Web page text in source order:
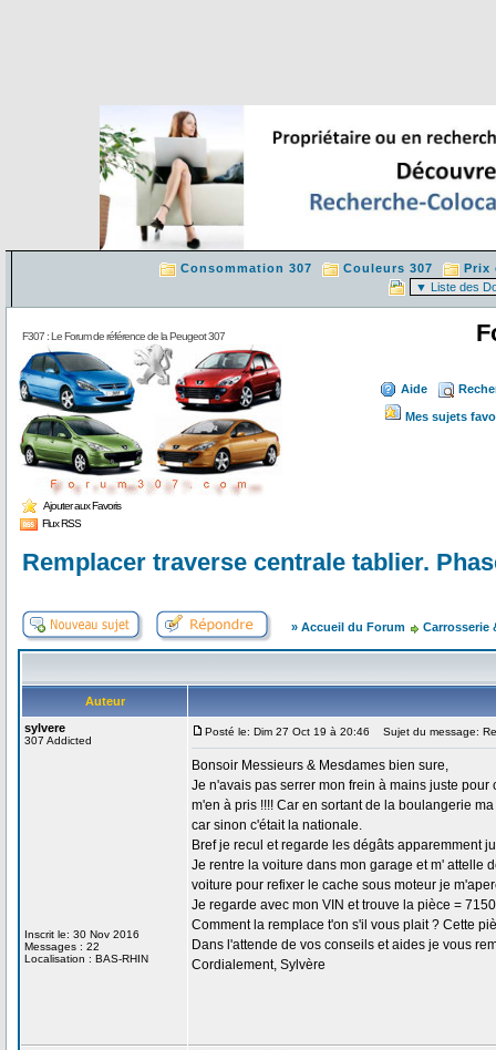
Consommation 307 Couleurs 307 Prix
F307 : Le Forum de référence de la Peugeot 307
Ajouter aux Favoris
Flux RSS
Aide
Mes sujets
Remplacer traverse centrale tablier.
» Accueil du Forum Carrosserie
Auteur
sylvere
307 Addicted
Inscrit le: 30 Nov 2016
Messages : 22
Localisation : BAS-RHIN
Posté le: Dim 27 Oct 19 à 20:46 Sujet du message:
Bonsoir Messieurs & Mesdames bien sure,
Je n'avais pas serrer mon frein à mains juste
m'en à pris !!!! Car en sortant de la boulangerie
car sinon c'était la nationale.
Bref je recul et regarde les dégâts apparemment
Je rentre la voiture dans mon garage et m' attelle
voiture pour refixer le cache sous moteur je
Je regarde avec mon VIN et trouve la pièce =
Comment la remplace t'on s'il vous plait ? Cette
Dans l'attende de vos conseils et aides je vous
Cordialement, Sylvère